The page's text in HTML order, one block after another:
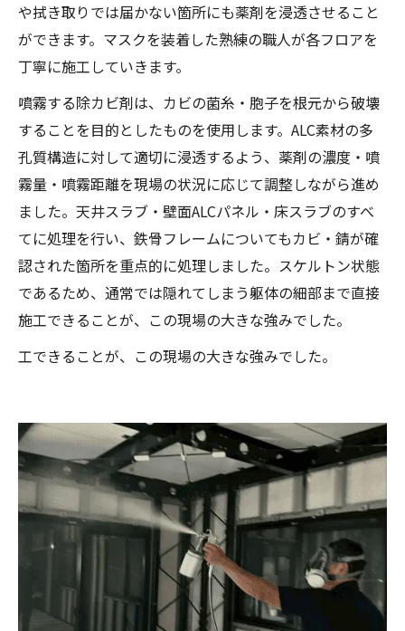
や拭き取りでは届かない箇所にも薬剤を浸透させること
ができます。マスクを装着した熟練の職人が各フロアを
丁寧に施工していきます。
噴霧する除カビ剤は、カビの菌糸・胞子を根元から破壊
することを目的としたものを使用します。ALC素材の多
孔質構造に対して適切に浸透するよう、薬剤の濃度・噴
霧量・噴霧距離を現場の状況に応じて調整しながら進め
ました。天井スラブ・壁面ALCパネル・床スラブのすべ
てに処理を行い、鉄骨フレームについてもカビ・錆が確
認された箇所を重点的に処理しました。スケルトン状態
であるため、通常では隠れてしまう躯体の細部まで直接
施工できることが、この現場の大きな強みでした。
工できることが、この現場の大きな強みでした。